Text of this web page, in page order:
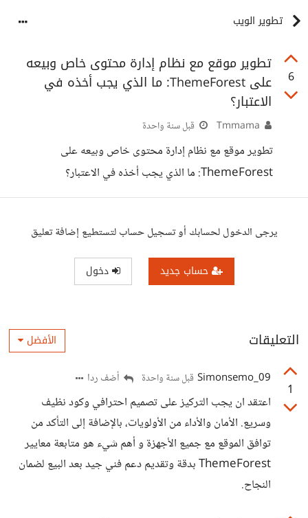
تطوير الويب
6
تطوير موقع مع نظام إدارة محتوى خاص وبيعه
على ThemeForest: ما الذي يجب أخذه في
الاعتبار؟
قبل سنة واحدة
تطوير موقع مع نظام إدارة محتوى خاص وبيعه على
ThemeForest: ما الذي يجب أخذه في الاعتبار؟
يرجى الدخول لحسابك أو تسجيل حساب لتستطيع إضافة تعليق
حساب جديد دخول
التعليقات الأفضل
1
Simonsemo_09 قبل سنة واحدة أضف ردا
اعتقد ان يجب التركيز على تصميم احترافي وكود نظيف
وسريع. الأمان والأداء من الأولويات، بالإضافة إلى التأكد من
توافق الموقع مع جميع الأجهزة و أهم شيء هو متابعة معايير
ThemeForest بدقة وتقديم دعم فني جيد بعد البيع لضمان
النجاح.